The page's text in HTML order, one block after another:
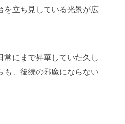
を立ち見している光景が広
にまで昇華していた久し
も、後続の邪魔にならない